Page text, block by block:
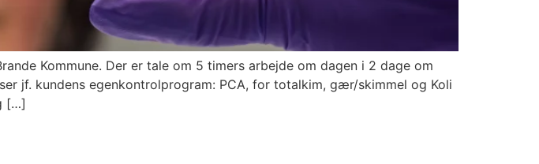
Kommune. Der er tale om 5 timers arbejde om dagen i 2 dage om
jf. kundens egenkontrolprogram: PCA, for totalkim, gær/skimmel og Koli
[…]